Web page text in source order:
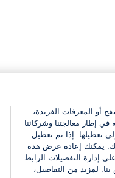
أو المعرفات الفريدة،
إطار معالجتنا وشركائنا
تعطيلها. إذا تم تعطيل
بك. يمكنك إعادة عرض هذه
إدارة التفضيلات الرابط
لمزيد من التفاصيل،